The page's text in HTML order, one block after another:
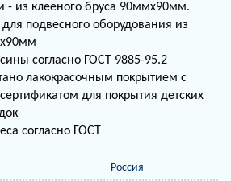
- из клееного бруса 90ммх90мм.
подвесного оборудования из
согласно ГОСТ 9885-95.2
лакокрасочным покрытием с
для покрытия детских
согласно ГОСТ
Россия